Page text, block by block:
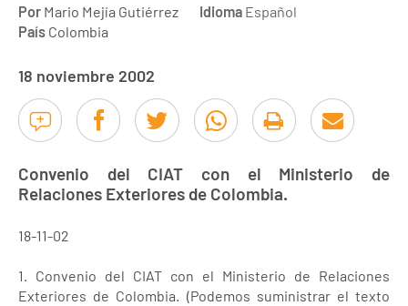
Por Mario Mejía Gutiérrez Idioma Español
País Colombia
18 noviembre 2002
Convenio del CIAT con el Ministerio de
Relaciones Exteriores de Colombia.
18-11-02
1. Convenio del CIAT con el Ministerio de Relaciones
Exteriores de Colombia. (Podemos suministrar el texto